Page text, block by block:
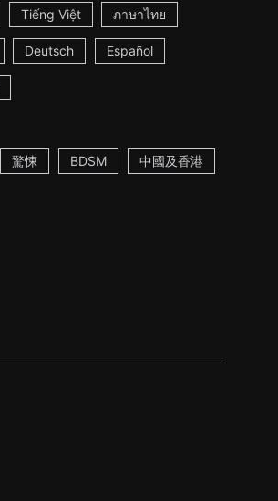
Tiếng Việt ภาษาไทย
Deutsch Español
驚悚 BDSM 中國及香港